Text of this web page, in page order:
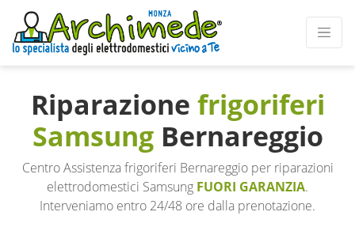
Riparazione frigoriferi
SamsungBernareggio
Centro Assistenza frigoriferi Bernareggio per riparazioni
elettrodomestici Samsung FUORI GARANZIA.
Interveniamo entro 24/48 ore dalla prenotazione.